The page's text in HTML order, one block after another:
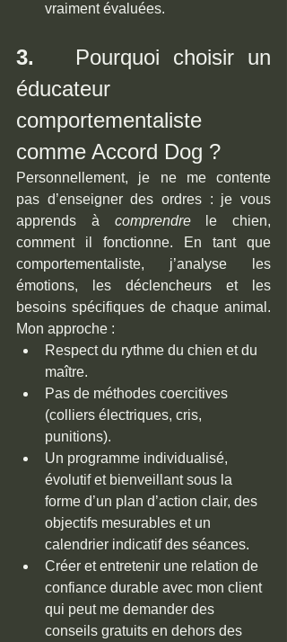
vraiment évaluées.
3. Pourquoi choisir un
éducateur
comportementaliste
comme Accord Dog ?
Personnellement, je ne me contente
pas d’enseigner des ordres : je vous
apprends à comprendre le chien,
comment il fonctionne. En tant que
comportementaliste, j’analyse les
émotions, les déclencheurs et les
besoins spécifiques de chaque animal.
Mon approche :
Respect du rythme du chien et du
maître.
Pas de méthodes coercitives
(colliers électriques, cris,
punitions).
Un programme individualisé,
évolutif et bienveillant sous la
forme d’un plan d’action clair, des
objectifs mesurables et un
calendrier indicatif des séances.
Créer et entretenir une relation de
confiance durable avec mon client
qui peut me demander des
conseils gratuits en dehors des